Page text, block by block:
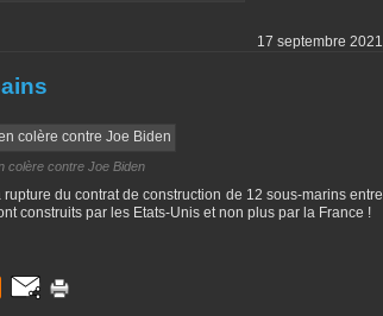
17 septembre 2021
colère contre Joe Biden
du contrat de construction de 12 sous-marins entre
construits par les Etats-Unis et non plus par la France !